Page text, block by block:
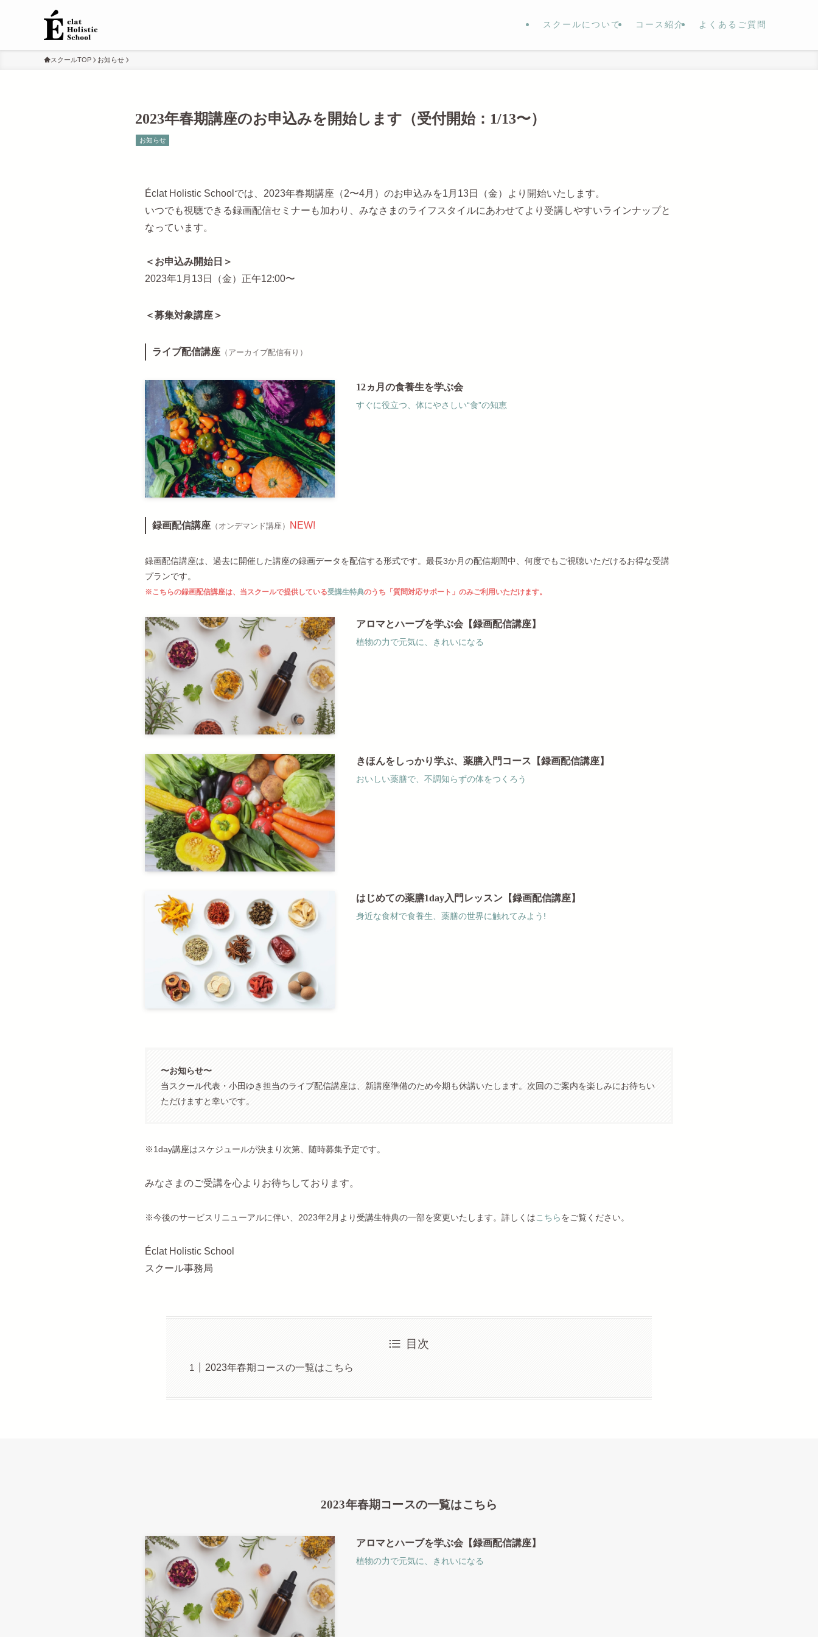
スクールについて コース紹介 よくあるご質問
スクールTOP お知らせ
2023年春期講座のお申込みを開始します（受付開始：1/13〜）
お知らせ
Éclat Holistic Schoolでは、2023年春期講座（2〜4月）のお申込みを1月13日（金）より開始いたします。
いつでも視聴できる録画配信セミナーも加わり、みなさまのライフスタイルにあわせてより受講しやすいラインナップと
なっています。
＜お申込み開始日＞
2023年1月13日（金）正午12:00〜
＜募集対象講座＞
ライブ配信講座 （アーカイブ配信有り）
12ヵ月の食養生を学ぶ会
すぐに役立つ、体にやさしい“食”の知恵
録画配信講座 （オンデマンド講座） NEW!
録画配信講座は、過去に開催した講座の録画データを配信する形式です。最長3か月の配信期間中、何度でもご視聴いただけるお得な受講
プランです。
※こちらの録画配信講座は、当スクールで提供している受講生特典のうち「質問対応サポート」のみご利用いただけます。
アロマとハーブを学ぶ会【録画配信講座】
植物の力で元気に、きれいになる
きほんをしっかり学ぶ、薬膳入門コース【録画配信講座】
おいしい薬膳で、不調知らずの体をつくろう
はじめての薬膳1day入門レッスン【録画配信講座】
身近な食材で食養生、薬膳の世界に触れてみよう!
〜お知らせ〜
当スクール代表・小田ゆき担当のライブ配信講座は、新講座準備のため今期も休講いたします。次回のご案内を楽しみにお待ちい
ただけますと幸いです。
※1day講座はスケジュールが決まり次第、随時募集予定です。
みなさまのご受講を心よりお待ちしております。
※今後のサービスリニューアルに伴い、2023年2月より受講生特典の一部を変更いたします。詳しくはこちらをご覧ください。
Éclat Holistic School
スクール事務局
目次
2023年春期コースの一覧はこちら
2023年春期コースの一覧はこちら
アロマとハーブを学ぶ会【録画配信講座】
植物の力で元気に、きれいになる